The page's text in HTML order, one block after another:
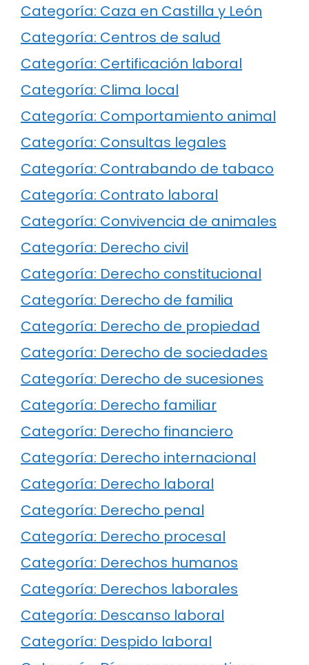
Categoría: Caza en Castilla y León
Categoría: Centros de salud
Categoría: Certificación laboral
Categoría: Clima local
Categoría: Comportamiento animal
Categoría: Consultas legales
Categoría: Contrabando de tabaco
Categoría: Contrato laboral
Categoría: Convivencia de animales
Categoría: Derecho civil
Categoría: Derecho constitucional
Categoría: Derecho de familia
Categoría: Derecho de propiedad
Categoría: Derecho de sociedades
Categoría: Derecho de sucesiones
Categoría: Derecho familiar
Categoría: Derecho financiero
Categoría: Derecho internacional
Categoría: Derecho laboral
Categoría: Derecho penal
Categoría: Derecho procesal
Categoría: Derechos humanos
Categoría: Derechos laborales
Categoría: Descanso laboral
Categoría: Despido laboral